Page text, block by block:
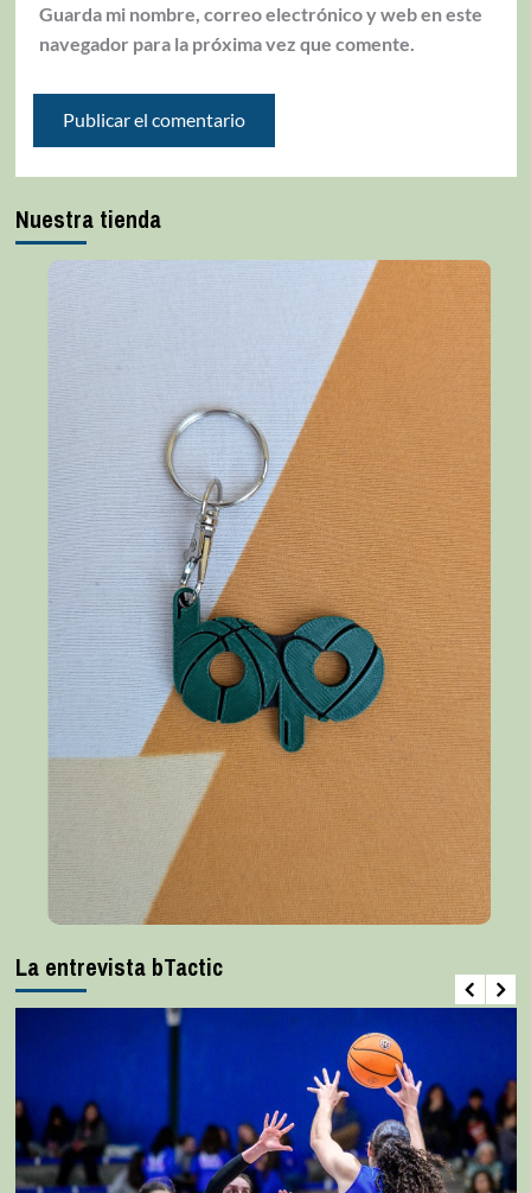
Guarda mi nombre, correo electrónico y web en este
navegador para la próxima vez que comente.
Nuestra tienda
La entrevista bTactic